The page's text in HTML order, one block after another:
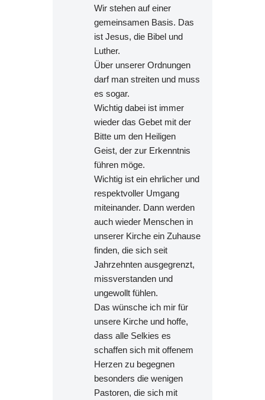
Wir stehen auf einer
gemeinsamen Basis. Das
ist Jesus, die Bibel und
Luther.
Über unserer Ordnungen
darf man streiten und muss
es sogar.
Wichtig dabei ist immer
wieder das Gebet mit der
Bitte um den Heiligen
Geist, der zur Erkenntnis
führen möge.
Wichtig ist ein ehrlicher und
respektvoller Umgang
miteinander. Dann werden
auch wieder Menschen in
unserer Kirche ein Zuhause
finden, die sich seit
Jahrzehnten ausgegrenzt,
missverstanden und
ungewollt fühlen.
Das wünsche ich mir für
unsere Kirche und hoffe,
dass alle Selkies es
schaffen sich mit offenem
Herzen zu begegnen
besonders die wenigen
Pastoren, die sich mit